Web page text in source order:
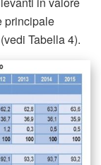
principale
Tabella 4).